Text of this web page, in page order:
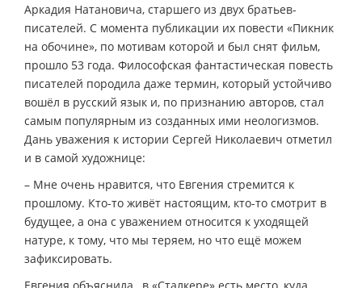
Аркадия Натановича, старшего из двух братьев-
писателей. С момента публикации их повести «Пикник
на обочине», по мотивам которой и был снят фильм,
прошло 53 года. Философская фантастическая повесть
писателей породила даже термин, который устойчиво
вошёл в русский язык и, по признанию авторов, стал
самым популярным из созданных ими неологизмов.
Дань уважения к истории Сергей Николаевич отметил
и в самой художнице:
– Мне очень нравится, что Евгения стремится к
прошлому. Кто-то живёт настоящим, кто-то смотрит в
будущее, а она с уважением относится к уходящей
натуре, к тому, что мы теряем, но что ещё можем
зафиксировать.